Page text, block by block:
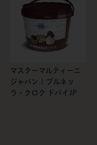
マスターマルティーニ
ジャパン | ブルネッ
ラ・クロク ドバイJP